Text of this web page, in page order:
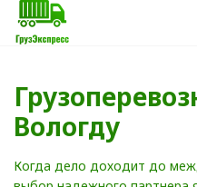
Вологду
Когда дело доходит до